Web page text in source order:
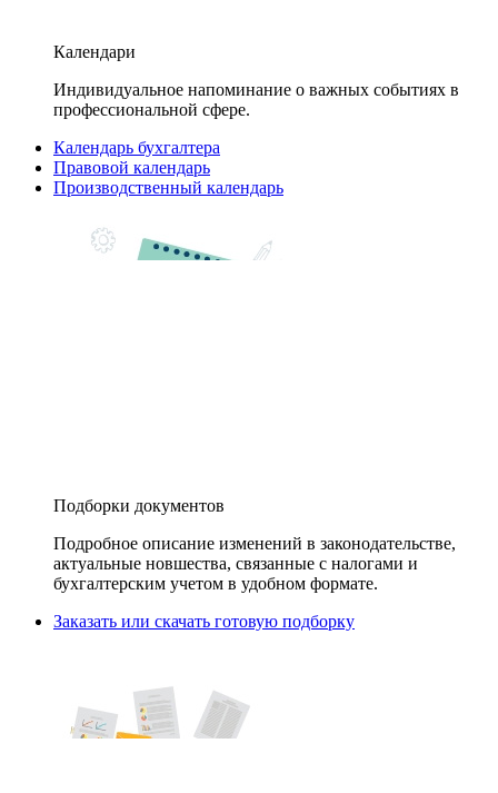
Календари
Индивидуальное напоминание о важных событиях в
профессиональной сфере.
Календарь бухгалтера
Правовой календарь
Производственный календарь
Подборки документов
Подробное описание изменений в законодательстве,
актуальные новшества, связанные с налогами и
бухгалтерским учетом в удобном формате.
Заказать или скачать готовую подборку